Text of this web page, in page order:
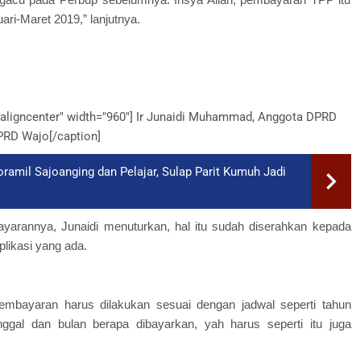
Maret 2019,” lanjutnya.
width="960"] Ir Junaidi Muhammad, Anggota DPRD
Wajo[/caption]
Sajoanging dan Pelajar, Sulap Parit Kumuh Jadi
Junaidi menuturkan, hal itu sudah diserahkan kepada
yang ada.
harus dilakukan sesuai dengan jadwal seperti tahun
dan bulan berapa dibayarkan, yah harus seperti itu juga